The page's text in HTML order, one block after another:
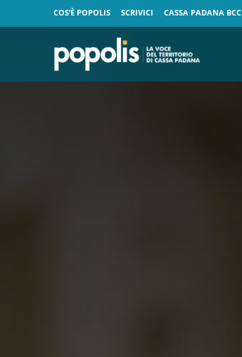
COS’È POPOLIS SCRIVICI CASSA PADANA BCC